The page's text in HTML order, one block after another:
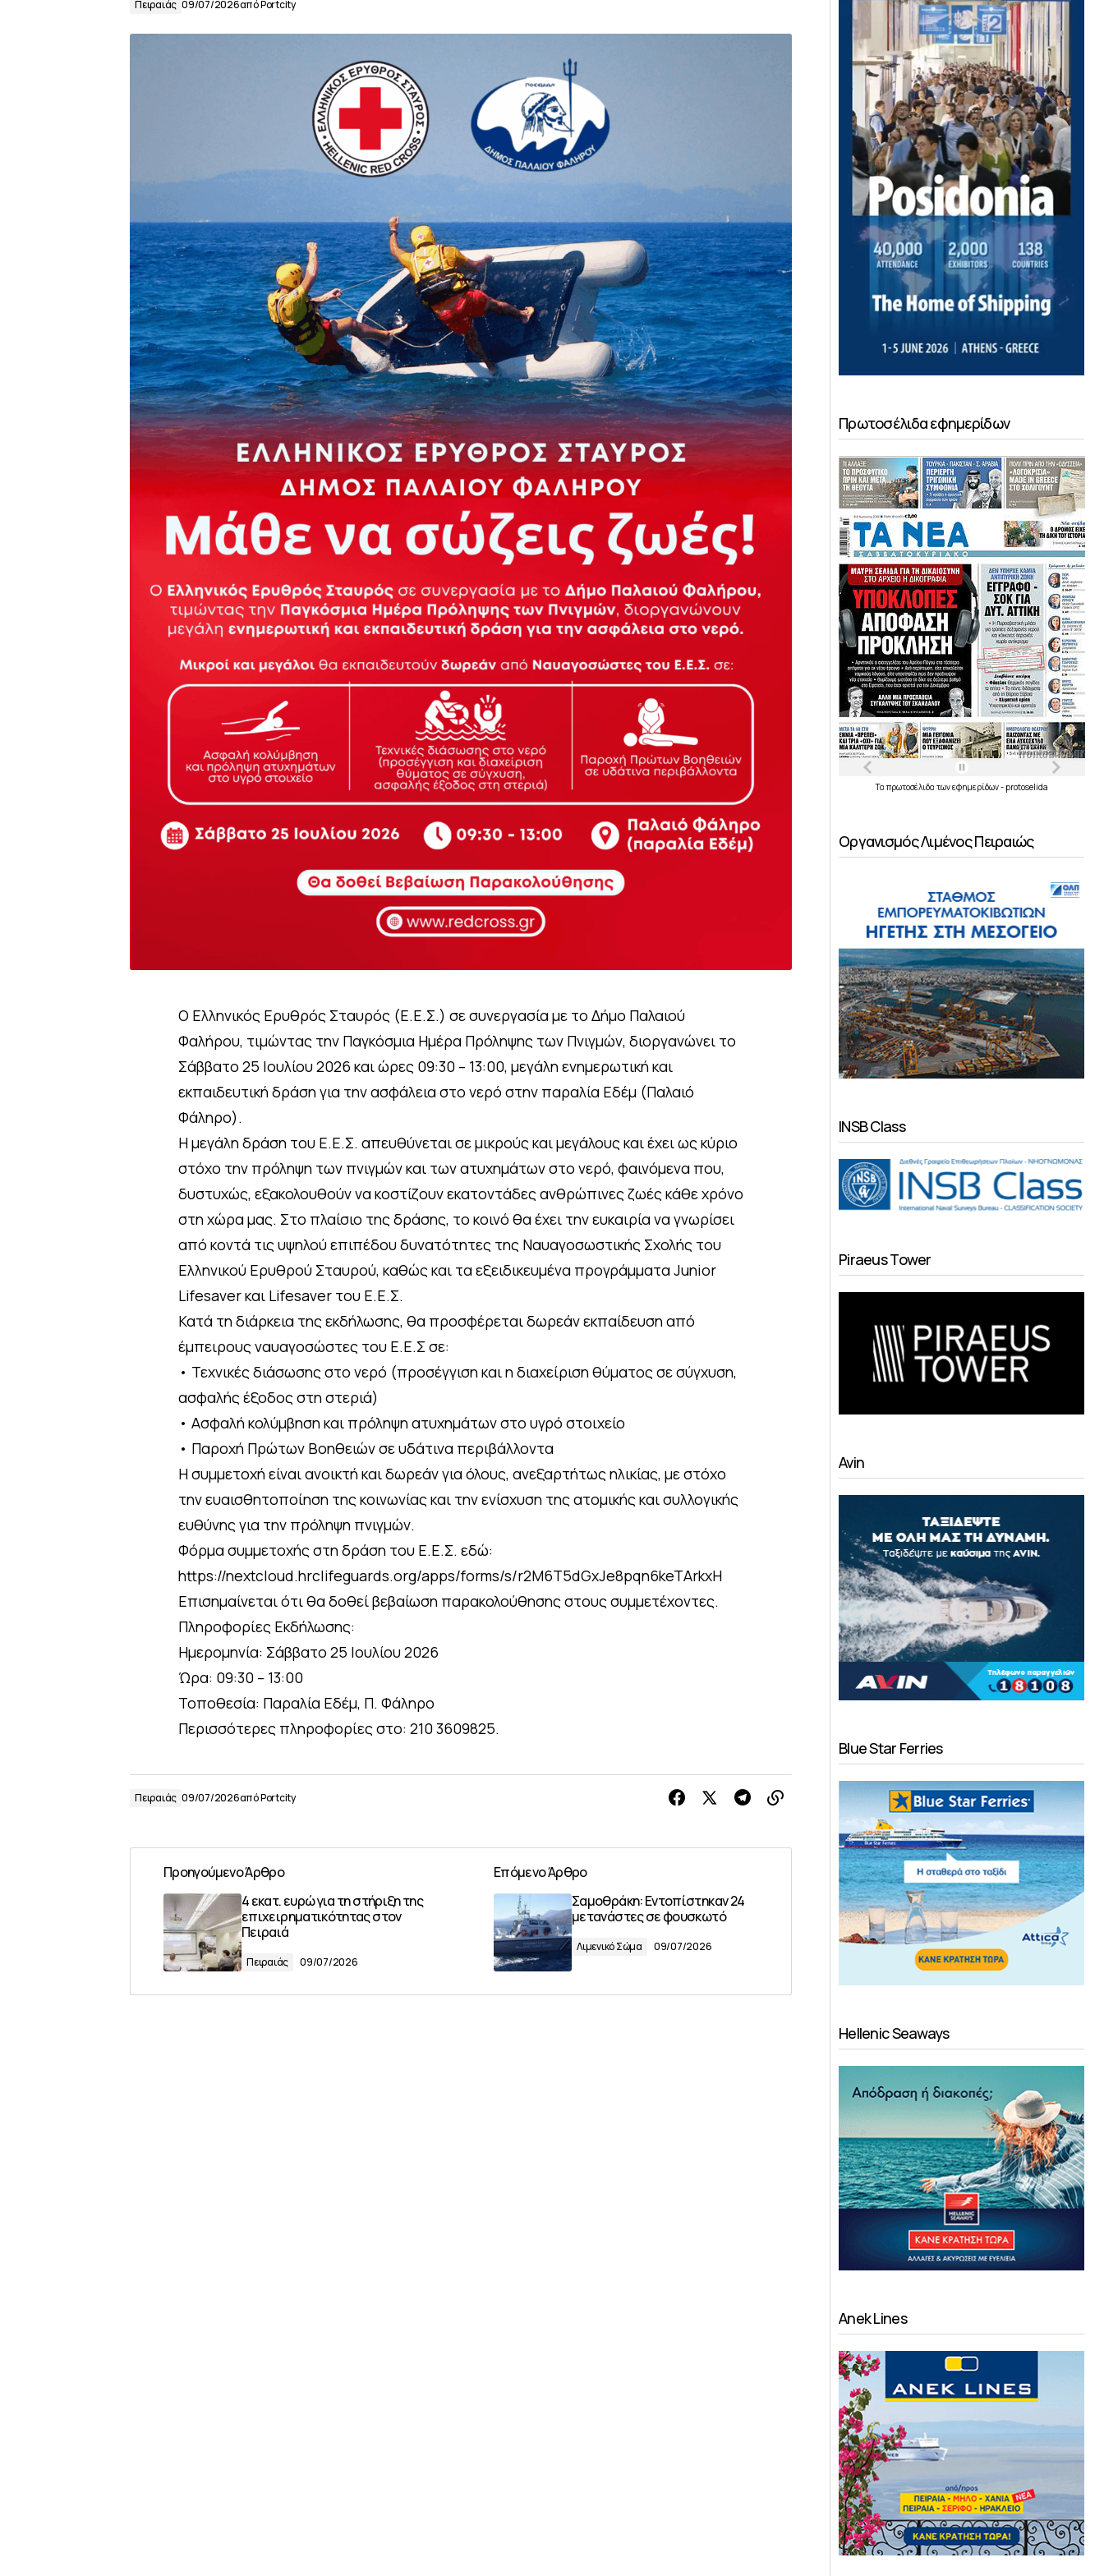
Πειραιάς 09/07/2026απόPortcity
Ο Ελληνικός Ερυθρός Σταυρός (Ε.Ε.Σ.) σε συνεργασία με το Δήμο Παλαιού
Φαλήρου, τιμώντας την Παγκόσμια Ημέρα Πρόληψης των Πνιγμών, διοργανώνει το
Σάββατο 25 Ιουλίου 2026 και ώρες 09:30 – 13:00, μεγάλη ενημερωτική και
εκπαιδευτική δράση για την ασφάλεια στο νερό στην παραλία Εδέμ (Παλαιό
Φάληρο).
Η μεγάλη δράση του Ε.Ε.Σ. απευθύνεται σε μικρούς και μεγάλους και έχει ως κύριο
στόχο την πρόληψη των πνιγμών και των ατυχημάτων στο νερό, φαινόμενα που,
δυστυχώς, εξακολουθούν να κοστίζουν εκατοντάδες ανθρώπινες ζωές κάθε χρόνο
στη χώρα μας. Στο πλαίσιο της δράσης, το κοινό θα έχει την ευκαιρία να γνωρίσει
από κοντά τις υψηλού επιπέδου δυνατότητες της Ναυαγοσωστικής Σχολής του
Ελληνικού Ερυθρού Σταυρού, καθώς και τα εξειδικευμένα προγράμματα Junior
Lifesaver και Lifesaver του Ε.Ε.Σ.
Κατά τη διάρκεια της εκδήλωσης, θα προσφέρεται δωρεάν εκπαίδευση από
έμπειρους ναυαγοσώστες του Ε.Ε.Σ σε:
• Τεχνικές διάσωσης στο νερό (προσέγγιση και η διαχείριση θύματος σε σύγχυση,
ασφαλής έξοδος στη στεριά)
• Ασφαλή κολύμβηση και πρόληψη ατυχημάτων στο υγρό στοιχείο
• Παροχή Πρώτων Βοηθειών σε υδάτινα περιβάλλοντα
Η συμμετοχή είναι ανοικτή και δωρεάν για όλους, ανεξαρτήτως ηλικίας, με στόχο
την ευαισθητοποίηση της κοινωνίας και την ενίσχυση της ατομικής και συλλογικής
ευθύνης για την πρόληψη πνιγμών.
Φόρμα συμμετοχής στη δράση του Ε.Ε.Σ. εδώ:
https://nextcloud.hrclifeguards.org/apps/forms/s/r2M6T5dGxJe8pqn6keTArkxH
Επισημαίνεται ότι θα δοθεί βεβαίωση παρακολούθησης στους συμμετέχοντες.
Πληροφορίες Εκδήλωσης:
Ημερομηνία: Σάββατο 25 Ιουλίου 2026
Ώρα: 09:30 – 13:00
Τοποθεσία: Παραλία Εδέμ, Π. Φάληρο
Περισσότερες πληροφορίες στο: 210 3609825.
Πειραιάς 09/07/2026απόPortcity
Προηγούμενο Άρθρο
4 εκατ. ευρώ για τη στήριξη της
επιχειρηματικότητας στον
Πειραιά
Πειραιάς 09/07/2026
Επόμενο Άρθρο
Σαμοθράκη: Εντοπίστηκαν 24
μετανάστες σε φουσκωτό
Λιμενικό Σώμα 09/07/2026
Πρωτοσέλιδα εφημερίδων
Τα πρωτοσέλιδα τωνεφημερίδων- protoselida
Οργανισμός Λιμένος Πειραιώς
INSB Class
Piraeus Tower
Avin
Blue Star Ferries
Hellenic Seaways
Anek Lines